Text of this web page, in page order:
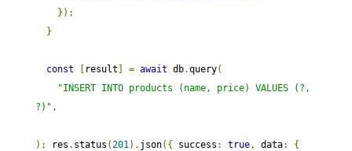
});
}
const [ result ] = await db.query(
"INSERT INTO products (name, price) VALUES (?,
?)" ,
); res . status ( 201 ). json({ success : true , data:
{